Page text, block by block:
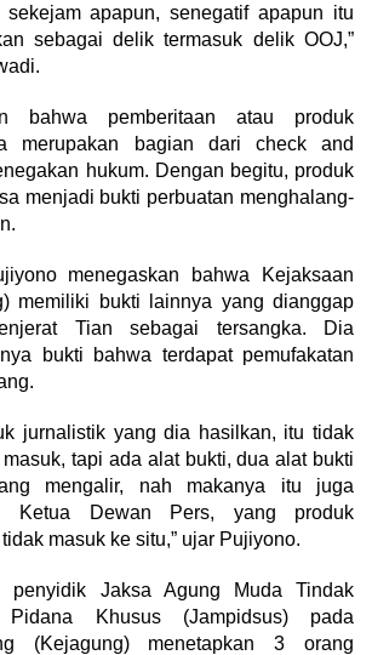
sekejam apapun, senegatif apapun itu
sebagai delik termasuk delik OOJ,”
bahwa pemberitaan atau produk
merupakan bagian dari check and
hukum. Dengan begitu, produk
menjadi bukti perbuatan menghalang-
menegaskan bahwa Kejaksaan
memiliki bukti lainnya yang dianggap
Tian sebagai tersangka. Dia
bukti bahwa terdapat pemufakatan
jurnalistik yang dia hasilkan, itu tidak
tapi ada alat bukti, dua alat bukti
mengalir, nah makanya itu juga
Ketua Dewan Pers, yang produk
masuk ke situ,” ujar Pujiyono.
penyidik Jaksa Agung Muda Tindak
Khusus (Jampidsus) pada
(Kejagung) menetapkan 3 orang